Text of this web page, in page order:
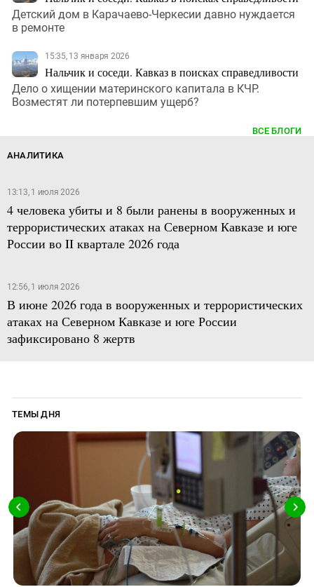
Детский дом в Карачаево-Черкесии давно нуждается
в ремонте
15:35, 13 января 2026
Нальчик и соседи. Кавказ в поисках справедливости
Дело о хищении материнского капитала в КЧР.
Возместят ли потерпевшим ущерб?
ВСЕ БЛОГИ
АНАЛИТИКА
13:13, 1 июля 2026
4 человека убиты и 8 были ранены в вооруженных и
террористических атаках на Северном Кавказе и юге
России во II квартале 2026 года
12:56, 1 июля 2026
В июне 2026 года в вооруженных и террористических
атаках на Северном Кавказе и юге России
зафиксировано 8 жертв
ТЕМЫ ДНЯ